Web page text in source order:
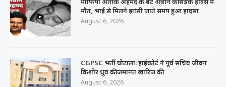
मौत, भाई से मिलने झांसी जाते समय हुआ हादसा
August 6, 2026
CGPSC भर्ती घोटाला: हाईकोर्ट ने पूर्व सचिव जीवन
किशोर ध्रुव की जमानत खारिज की
August 6, 2026